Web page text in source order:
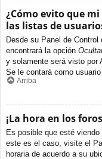
¿Cómo evito que
las listas de
Desde su Panel de
encontrará la opción
y solamente será visto por
Se le contará como
Arriba
¡La hora en los
Es posible que esté
este es el caso, visite el
horaria de acuerdo a su